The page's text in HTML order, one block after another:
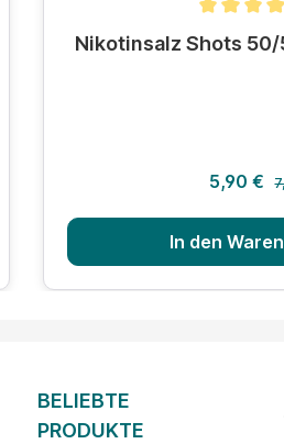
Durchschnittliche
Nikotinsalz Shots
5,90 €
In den
BELIEBTE
PRODUKTE